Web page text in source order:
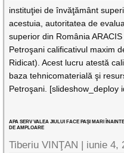
instituţiei de învăţământ
acestuia, autoritatea de
superior din România
Petroşani calificativul maxim
Ridicat). Acest lucru atestă
baza tehnicomaterială şi
Petroşani. [slideshow_deploy
APA SERV VALEA JIULUI FACE PAŞI MARI
DE AMPLOARE
Tiberiu VINŢAN | iunie 4,